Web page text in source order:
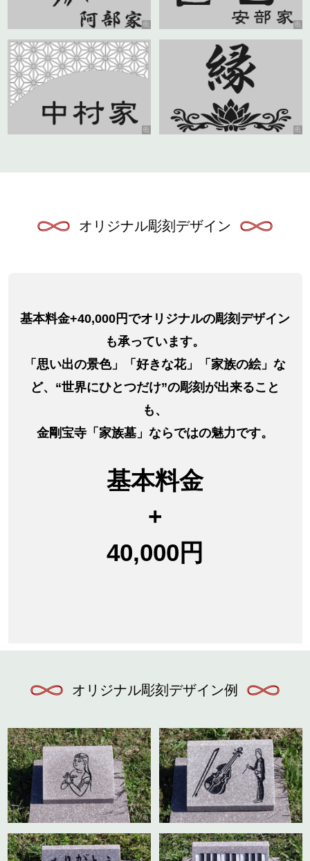
オリジナル彫刻デザイン
基本料金+40,000円でオリジナルの彫刻デザイン
も承っています。
「思い出の景色」「好きな花」「家族の絵」な
ど、“世界にひとつだけ”の彫刻が出来ること
も、
金剛宝寺「家族墓」ならではの魅力です。
基本料金
+
40,000円
オリジナル彫刻デザイン例